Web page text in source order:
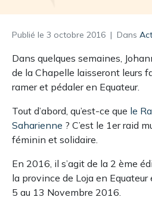
Publié le 3 octobre 2016 Dans
Dans quelques semaines,
de la Chapelle laisseront leurs
ramer et pédaler en Equateur.
Tout d’abord, qu’est-ce que le
Saharienne ? C’est le 1er raid
féminin et solidaire.
En 2016, il s’agit de la 2 ème
la province de Loja en Equateur
5 au 13 Novembre 2016.